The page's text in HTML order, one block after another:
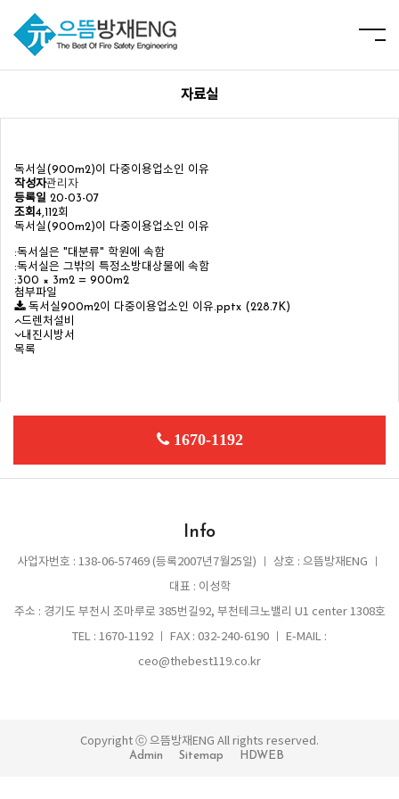
자료실
독서실(900m2)이 다중이용업소인 이유
작성자관리자
등록일 20-03-07
조회 4,112회
독서실(900m2)이 다중이용업소인 이유
:독서실은 "대분류" 학원에 속함
:독서실은 그밖의 특정소방대상물에 속함
:300 × 3m2 = 900m2
첨부파일
독서실900m2이 다중이용업소인 이유.pptx (228.7K)
드렌처설비
내진시방서
목록
1670-1192
Info
사업자번호 : 138-06-57469 (등록2007년7월25일) ㅣ 상호 : 으뜸방재ENG ㅣ
대표 : 이성학
주소 : 경기도 부천시 조마루로 385번길92, 부천테크노밸리 U1 center 1308호
TEL : 1670-1192 ㅣ FAX : 032-240-6190 ㅣ E-MAIL :
ceo@thebest119.co.kr
Copyright ⓒ 으뜸방재ENG All rights reserved.
Admin Sitemap HDWEB